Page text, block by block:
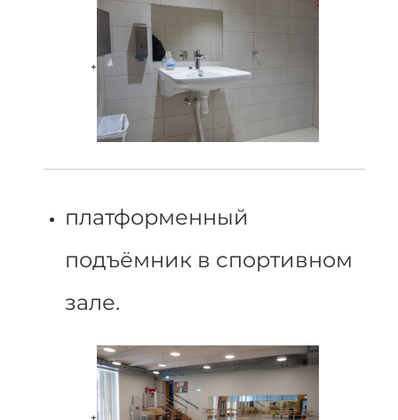
+
платформенный
подъёмник в спортивном
зале.